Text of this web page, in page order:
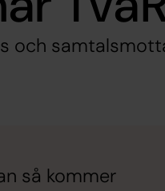
och
så kommer